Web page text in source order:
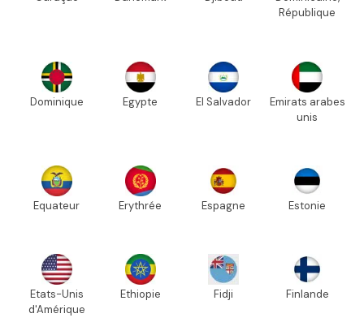
République
Dominique Egypte El Salvador
Emirats arabes
unis
Equateur Erythrée Espagne Estonie
Etats-Unis
d'Amérique
Ethiopie Fidji Finlande